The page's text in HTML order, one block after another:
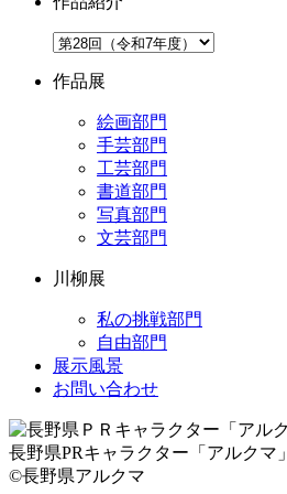
作品展
絵画部門
手芸部門
工芸部門
書道部門
写真部門
文芸部門
川柳展
私の挑戦部門
自由部門
展示風景
お問い合わせ
長野県PRキャラクター「アルクマ」
©長野県アルクマ